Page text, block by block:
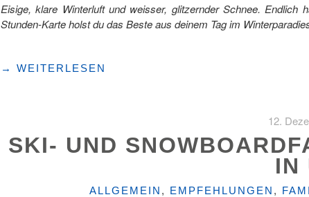
Eisige, klare Winterluft und weisser, glitzernder Schnee.
Stunden-Karte holst du das Beste aus deinem Tag im
"3
MELCHSEE-
FRUTT"
→ WEITERLESEN
12.
SKI- UND
IN
KATEGORIEN
ALLGEMEIN , EMPFEHLUNGEN ,